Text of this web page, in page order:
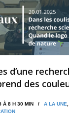
d’une
des
À 8 H 30 MIN / A LA UNE